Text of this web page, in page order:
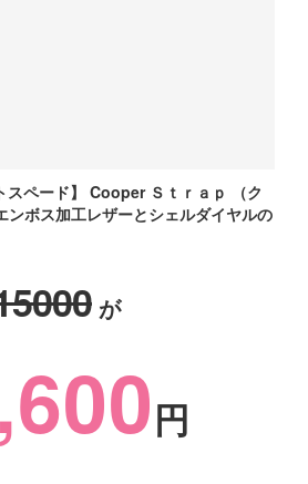
スペード】 Cooper Ｓｔｒａｐ （ク
ンボス加工レザーとシェルダイヤルの
が
円